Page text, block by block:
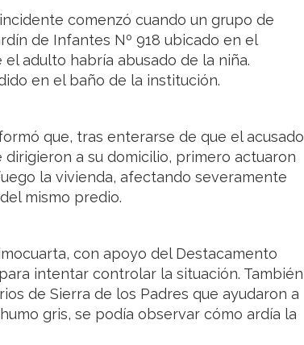
comenzó cuando un grupo de
de Infantes Nº 918 ubicado en el
adulto habría abusado de la niña.
en el baño de la institución.
que, tras enterarse de que el acusado
a su domicilio, primero actuaron
la vivienda, afectando severamente
mismo predio.
con apoyo del Destacamento
intentar controlar la situación. También
de Sierra de los Padres que ayudaron a
gris, se podía observar cómo ardía la